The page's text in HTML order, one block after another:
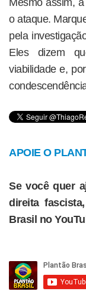
Mesmo assim,
o ataque.
pela
Eles dizem
viabilidade e,
APOIE O
Se você quer
direita
Brasil no